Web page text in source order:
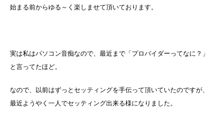
始まる前からゆる～く楽しませて頂いております。
実は私はパソコン音痴なので、最近まで「プロバイダーってなに？」
と言ってたほど。
なので、以前はずっとセッティングを手伝って頂いていたのですが、
最近ようやく一人でセッティング出来る様になりました。